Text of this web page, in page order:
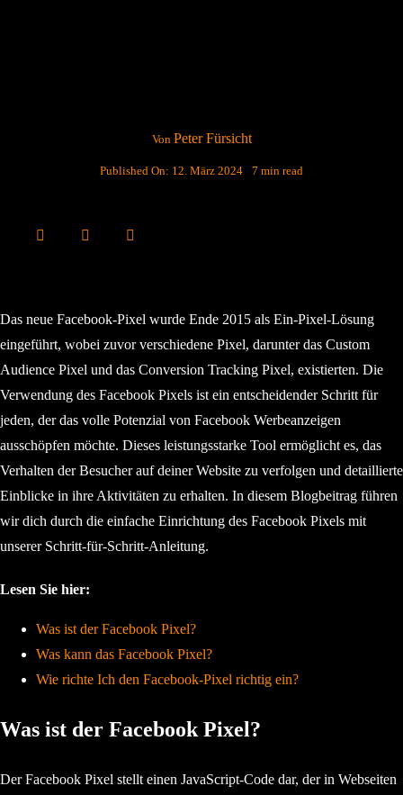
Von Peter Fürsicht
Published On: 12. März 2024 7 min read
Das neue Facebook-Pixel wurde Ende 2015 als Ein-Pixel-Lösung
eingeführt, wobei zuvor verschiedene Pixel, darunter das Custom
Audience Pixel und das Conversion Tracking Pixel, existierten. Die
Verwendung des Facebook Pixels ist ein entscheidender Schritt für
jeden, der das volle Potenzial von Facebook Werbeanzeigen
ausschöpfen möchte. Dieses leistungsstarke Tool ermöglicht es, das
Verhalten der Besucher auf deiner Website zu verfolgen und detaillierte
Einblicke in ihre Aktivitäten zu erhalten. In diesem Blogbeitrag führen
wir dich durch die einfache Einrichtung des Facebook Pixels mit
unserer Schritt-für-Schritt-Anleitung.
Lesen Sie hier:
Was ist der Facebook Pixel?
Was kann das Facebook Pixel?
Wie richte Ich den Facebook-Pixel richtig ein?
Was ist der Facebook Pixel?
Der Facebook Pixel stellt einen JavaScript-Code dar, der in Webseiten